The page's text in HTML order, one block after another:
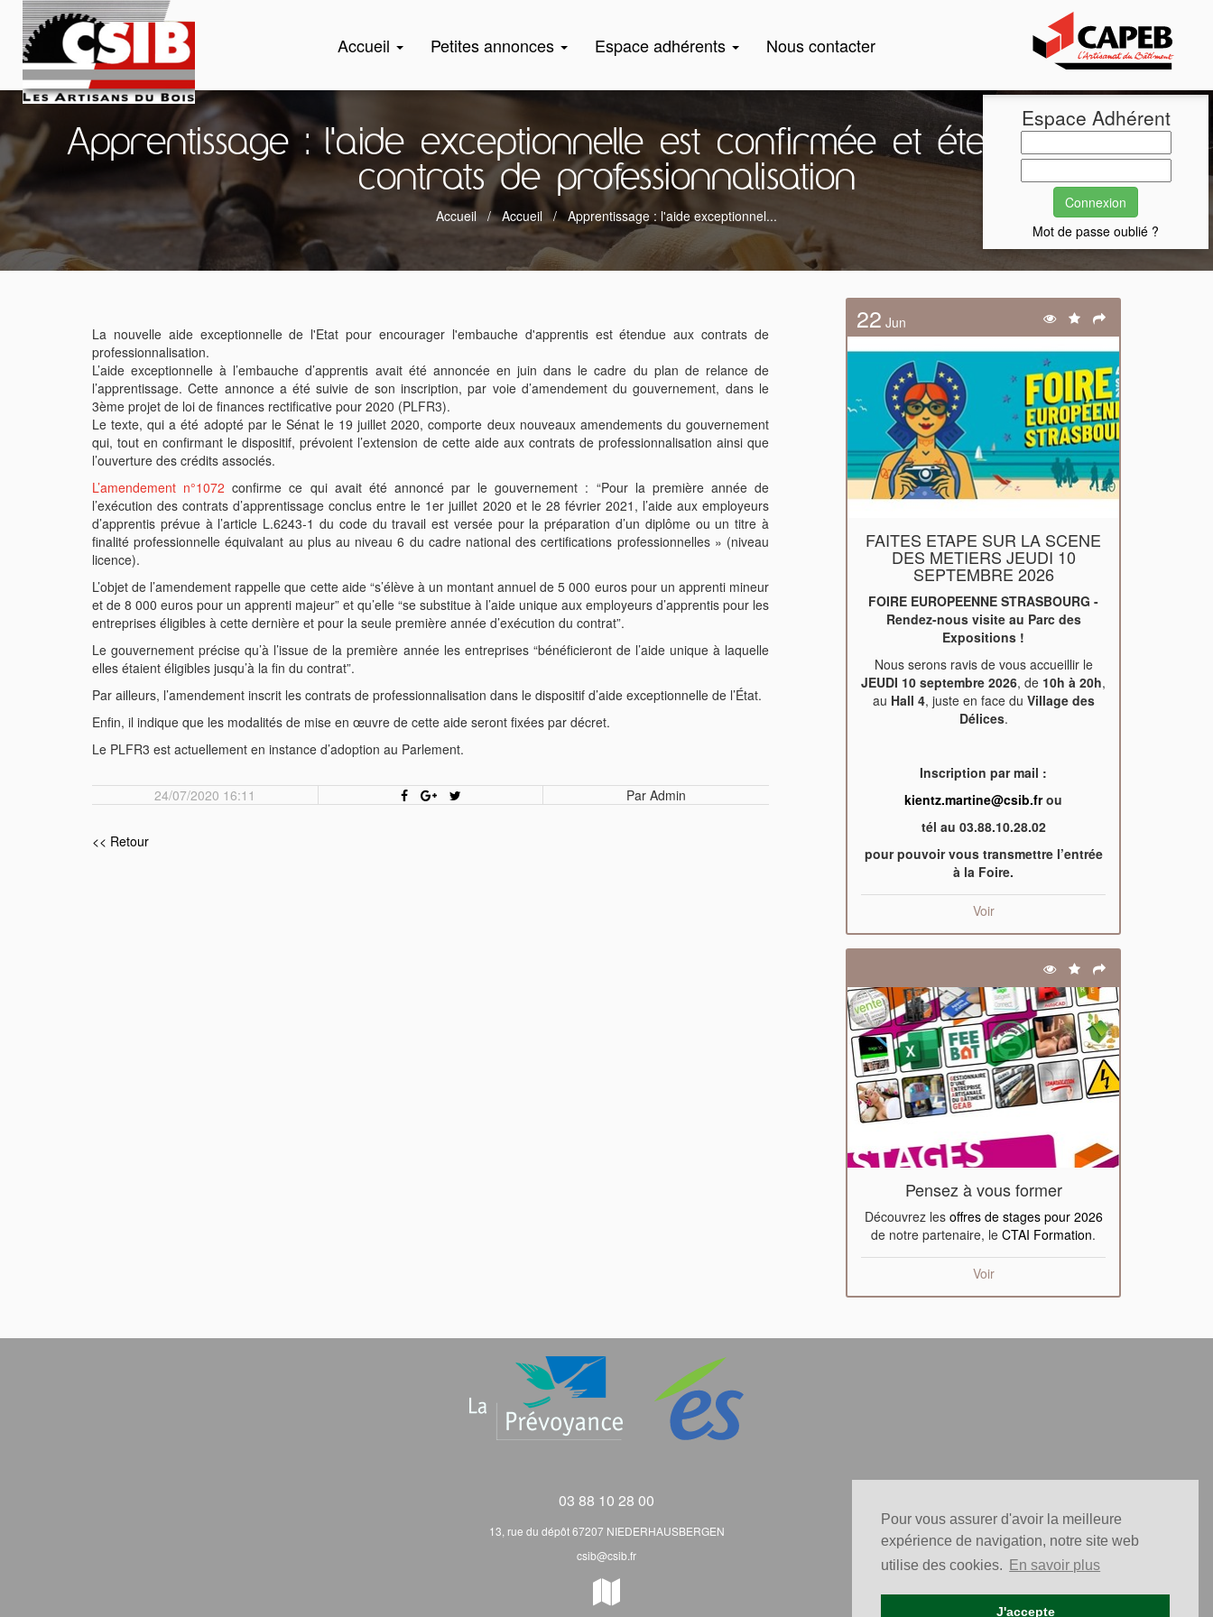
Pour vous assurer d'avoir la meilleure
expérience de navigation, notre site web
utilise des cookies.
En savoir plus
J'accepte
Accueil Petites annonces Espace adhérents Nous contacter
Espace Adhérent
Mot de passe oublié ?
Apprentissage : l'aide exceptionnelle est confirmée et étendue aux
contrats de professionnalisation
Accueil Accueil Apprentissage : l'aide exceptionnel...
La nouvelle aide exceptionnelle de l'Etat pour encourager l'embauche d'apprentis est étendue aux contrats de
professionnalisation.
L’aide exceptionnelle à l’embauche d’apprentis avait été annoncée en juin dans le cadre du plan de relance de
l’apprentissage. Cette annonce a été suivie de son inscription, par voie d’amendement du gouvernement, dans le
3ème projet de loi de finances rectificative pour 2020 (PLFR3).
Le texte, qui a été adopté par le Sénat le 19 juillet 2020, comporte deux nouveaux amendements du gouvernement
qui, tout en confirmant le dispositif, prévoient l’extension de cette aide aux contrats de professionnalisation ainsi que
l’ouverture des crédits associés.
L’amendement n°1072 confirme ce qui avait été annoncé par le gouvernement : “Pour la première année de
l’exécution des contrats d’apprentissage conclus entre le 1er juillet 2020 et le 28 février 2021, l’aide aux employeurs
d’apprentis prévue à l’article L.6243-1 du code du travail est versée pour la préparation d’un diplôme ou un titre à
finalité professionnelle équivalant au plus au niveau 6 du cadre national des certifications professionnelles » (niveau
licence).
L’objet de l’amendement rappelle que cette aide “s’élève à un montant annuel de 5 000 euros pour un apprenti mineur
et de 8 000 euros pour un apprenti majeur” et qu’elle “se substitue à l’aide unique aux employeurs d’apprentis pour les
entreprises éligibles à cette dernière et pour la seule première année d’exécution du contrat”.
Le gouvernement précise qu’à l’issue de la première année les entreprises “bénéficieront de l’aide unique à laquelle
elles étaient éligibles jusqu’à la fin du contrat”.
Par ailleurs, l’amendement inscrit les contrats de professionnalisation dans le dispositif d’aide exceptionnelle de l’État.
Enfin, il indique que les modalités de mise en œuvre de cette aide seront fixées par décret.
Le PLFR3 est actuellement en instance d’adoption au Parlement.
24/07/2020 16:11 Par Admin
<< Retour
22 Jun
FAITES ETAPE SUR LA SCENE
DES METIERS JEUDI 10
SEPTEMBRE 2026
FOIRE EUROPEENNE STRASBOURG -
Rendez-nous visite au Parc des
Expositions !
Nous serons ravis de vous accueillir le
JEUDI 10 septembre 2026, de 10h à 20h,
au Hall 4, juste en face du Village des
Délices.
Inscription par mail :
kientz.martine@csib.frou
tél au 03.88.10.28.02
pour pouvoir vous transmettre l’entrée
à la Foire.
Voir
Pensez à vous former
Découvrez les offres de stages pour 2026
de notre partenaire, le CTAI Formation.
Voir
03 88 10 28 00
13, rue du dépôt 67207 NIEDERHAUSBERGEN
csib@csib.fr